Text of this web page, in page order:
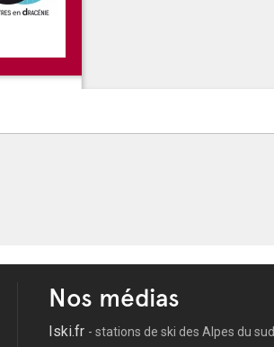
Nos médias
Iski.fr - stations de ski des Alpes du sud